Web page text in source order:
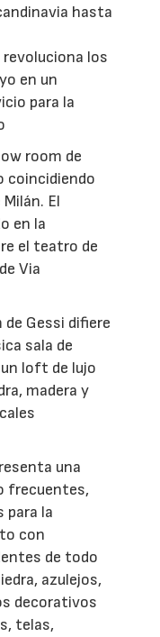
hasta
los
en un
para la
room de
coincidiendo
El
en la
el teatro de
Via
Gessi difiere
sala de
loft de lujo
madera y
una
frecuentes,
para la
con
de todo
azulejos,
decorativos
telas,